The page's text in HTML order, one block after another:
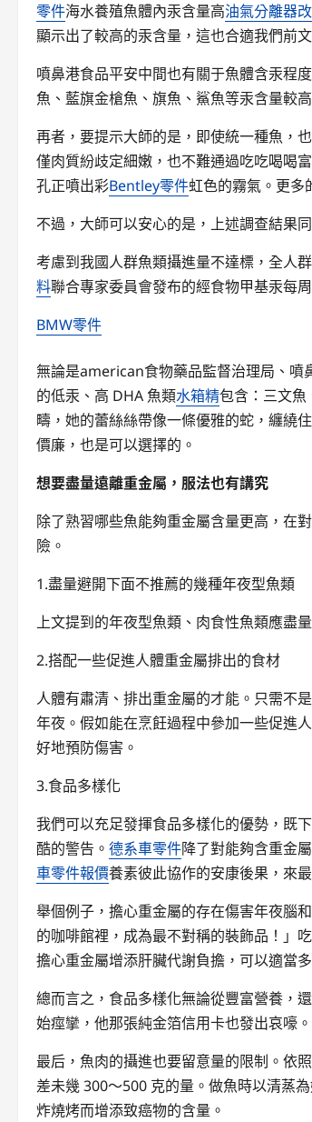
零件海水養殖魚體內汞含量高油氣分離器
顯示出了較高的汞含量，這也合適我們前
噴鼻港食品平安中間也有關于魚體含汞程
魚、藍旗金槍魚、旗魚、鯊魚等汞含量較
再者，要提示大師的是，即使統一種魚，
僅肉質紛歧定細嫩，也不難通過吃吃喝喝
孔正噴出彩Bentley零件虹色的霧氣。更多
不過，大師可以安心的是，上述調查結果
考慮到我國人群魚類攝進量不達標，全人
料聯合專家委員會發布的經食物甲基汞每
BMW零件
無論是american食物藥品監督治理局、噴
的低汞、高 DHA 魚類水箱精包含：三文魚
疇，她的蕾絲絲帶像一條優雅的蛇，纏繞
價廉，也是可以選擇的。
想要盡量遠離重金屬，服法也有講究
除了熟習哪些魚能夠重金屬含量更高，在
險。
1.盡量避開下面不推薦的幾種年夜型魚類
上文提到的年夜型魚類、肉食性魚類應盡
2.搭配一些促進人體重金屬排出的食材
人體有肅清、排出重金屬的才能。只需不
年夜。假如能在烹飪過程中參加一些促進
好地預防傷害。
3.食品多樣化
我們可以充足發揮食品多樣化的優勢，既
酷的警告。 德系車零件降了對能夠含重金
車零件報價養素彼此協作的安康後果，來
舉個例子，擔心重金屬的存在傷害年夜腦
的咖啡館裡，成為最不對稱的裝飾品！」
擔心重金屬增添肝臟代謝負擔，可以適當
總而言之，食品多樣化無論從豐富營養，
始痙攣，他那張純金箔信用卡也發出哀嚎
最后，魚肉的攝進也要留意量的限制。依
差未幾 300～500 克的量。做魚時以清蒸
炸燒烤而增添致癌物的含量。